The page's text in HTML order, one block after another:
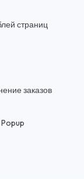
страниц
заказов